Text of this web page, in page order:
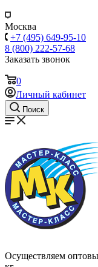
Москва
+7 (495) 649-95-10
8 (800) 222-57-68
Заказать звонок
0
Личный кабинет
Поиск
Осуществляем